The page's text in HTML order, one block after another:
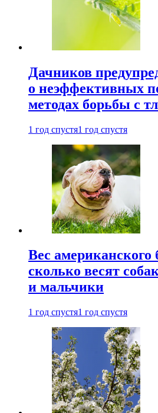
Дачников
о неэффективных
методах борьбы с
1 год спустя1 год спустя
Вес американского
сколько весят
и мальчики
1 год спустя1 год спустя